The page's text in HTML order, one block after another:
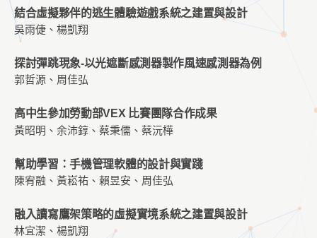
結合虛擬夥伴的逃生體驗遊戲系統之建置與設計
吳雨倢、楊凱翔
探討彈跳現象-以光遮斷感測器製作風速感測器為例
郭哲源、周佳弘
高中生參加勞動部VEX 比賽團隊合作成果
黃昭明、余沛錞、蔡秉儒、蔡沅樺
幫助學習：手機管理軟體的設計與實踐
陳宥融、黃崧祐、賴昱安、周佳弘
融入讀寫鷹架策略的虛擬實境系統之建置與設計
林宜潔、楊凱翔